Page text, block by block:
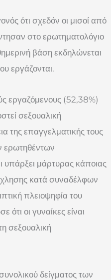
ότι σχεδόν οι μισοί από
στο ερωτηματολόγιο
βάση εκδηλώνεται
εργάζονται.
εργαζόμενους (52,38%)
σεξουαλική
της επαγγελματικής τους
ερωτηθέντων
υπάρξει μάρτυρας κάποιας
κατά συναδέλφων
πλειοψηφία του
ότι οι γυναίκες είναι
σεξουαλική
δείγματος των